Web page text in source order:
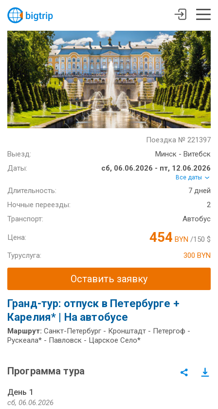
Поездка № 221397
Выезд:
Минск - Витебск
Даты:
сб, 06.06.2026 - пт, 12.06.2026
Все даты
Длительность:
7 дней
Ночные переезды:
2
Транспорт:
Автобус
Цена: 454 BYN /150 $
Туруслуга:
300 BYN
Оставить заявку
Гранд-тур: отпуск в Петербурге +
Карелия* | На автобусе
Маршрут: Санкт-Петербург - Кронштадт - Петергоф -
Рускеала* - Павловск - Царское Село*
Программа тура
День 1
сб, 06.06.2026